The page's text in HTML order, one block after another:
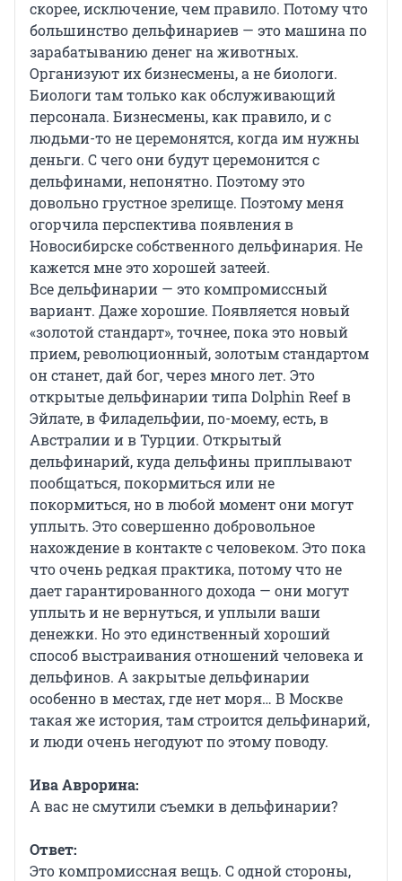
скорее, исключение, чем правило. Потому что
большинство дельфинариев — это машина по
зарабатыванию денег на животных.
Организуют их бизнесмены, а не биологи.
Биологи там только как обслуживающий
персонала. Бизнесмены, как правило, и с
людьми-то не церемонятся, когда им нужны
деньги. С чего они будут церемонится с
дельфинами, непонятно. Поэтому это
довольно грустное зрелище. Поэтому меня
огорчила перспектива появления в
Новосибирске собственного дельфинария. Не
кажется мне это хорошей затеей.
Все дельфинарии — это компромиссный
вариант. Даже хорошие. Появляется новый
«золотой стандарт», точнее, пока это новый
прием, революционный, золотым стандартом
он станет, дай бог, через много лет. Это
открытые дельфинарии типа Dolphin Reef в
Эйлате, в Филадельфии, по-моему, есть, в
Австралии и в Турции. Открытый
дельфинарий, куда дельфины приплывают
пообщаться, покормиться или не
покормиться, но в любой момент они могут
уплыть. Это совершенно добровольное
нахождение в контакте с человеком. Это пока
что очень редкая практика, потому что не
дает гарантированного дохода — они могут
уплыть и не вернуться, и уплыли ваши
денежки. Но это единственный хороший
способ выстраивания отношений человека и
дельфинов. А закрытые дельфинарии
особенно в местах, где нет моря… В Москве
такая же история, там строится дельфинарий,
и люди очень негодуют по этому поводу.
Ива Аврорина:
А вас не смутили съемки в дельфинарии?
Ответ:
Это компромиссная вещь. С одной стороны,